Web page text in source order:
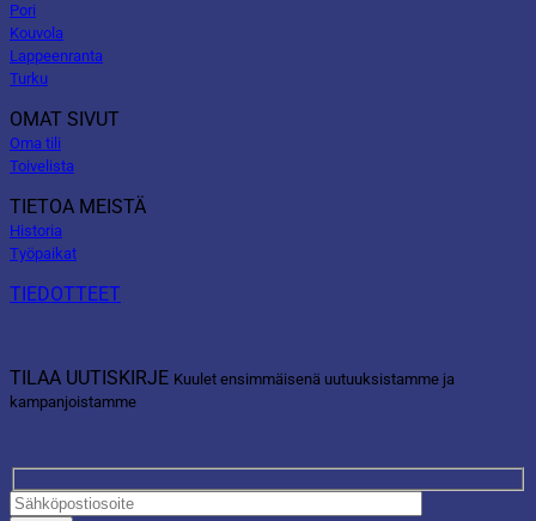
Pori
Kouvola
Lappeenranta
Turku
OMAT SIVUT
Oma tili
Toivelista
TIETOA MEISTÄ
Historia
Työpaikat
TIEDOTTEET
TILAA UUTISKIRJE Kuulet ensimmäisenä uutuuksistamme ja
kampanjoistamme